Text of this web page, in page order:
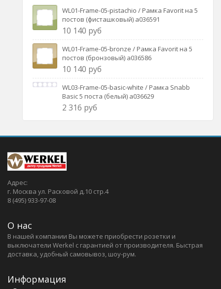
WL01-Frame-05-pistachio / Рамка Favorit на 5
постов (фисташковый) a036591
10 140 руб
WL01-Frame-05-bronze / Рамка Favorit на 5
постов (бронзовый) a036586
10 140 руб
WL03-Frame-05-basic-white / Рамка Snabb
Basic 5 поста (белый) a036629
2 316 руб
Адрес:
г. Москва ул. Расковой д.10 стр.4
8 (495) 933-97-08
О нас
В нашей компании Вы можете приобрести розетки и
выключатели Werkel c гарантией от производителя. Быстрая
доставка, удобный самовывоз, шоу-рум.
Информация